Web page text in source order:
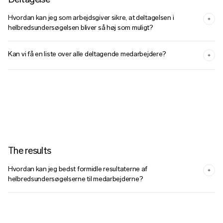
Hvordan kan jeg som arbejdsgiver sikre, at deltagelsen i
helbredsundersøgelsen bliver så høj som muligt?
Kan vi få en liste over alle deltagende medarbejdere?
The results
Hvordan kan jeg bedst formidle resultaterne af
helbredsundersøgelserne til medarbejderne?